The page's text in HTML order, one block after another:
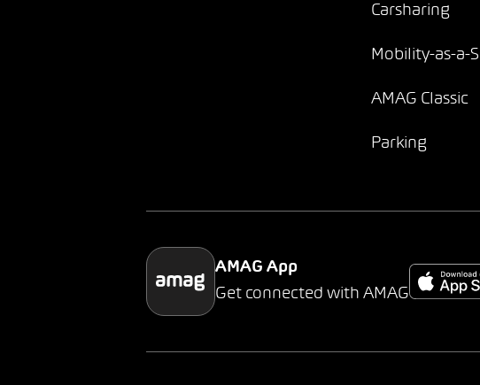
Carsharing
Mobility-as-a-
AMAG Classic
Parking
AMAG App
Get connected with AMAG